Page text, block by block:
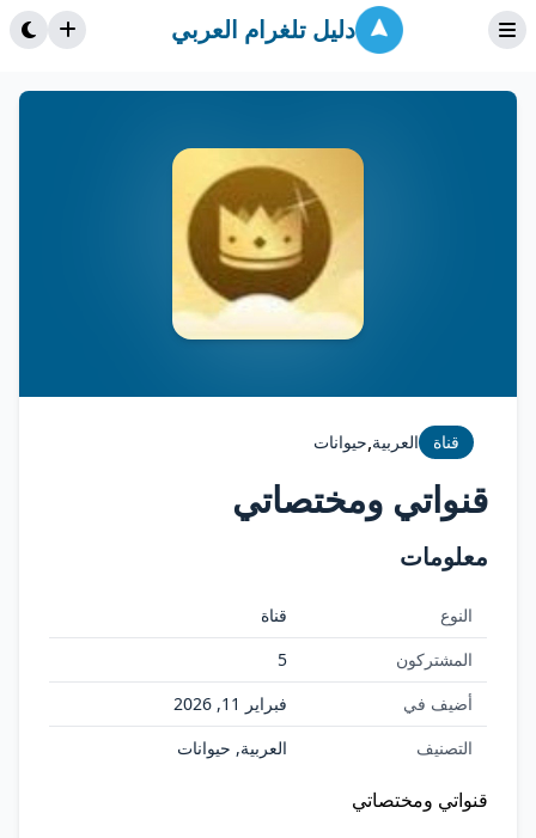
دليل تلغرام العربي
قناة العربية,حيوانات
قنواتي ومختصاتي
معلومات
النوع
قناة
المشتركون
5
أضيف في
فبراير 11, 2026
التصنيف
العربية, حيوانات
قنواتي ومختصاتي